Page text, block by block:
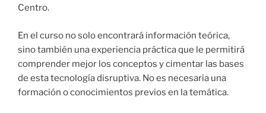
Centro.
En el curso no solo encontrará información teórica,
sino también una experiencia práctica que le permitirá
comprender mejor los conceptos y cimentar las bases
de esta tecnología disruptiva. No es necesaria una
formación o conocimientos previos en la temática.